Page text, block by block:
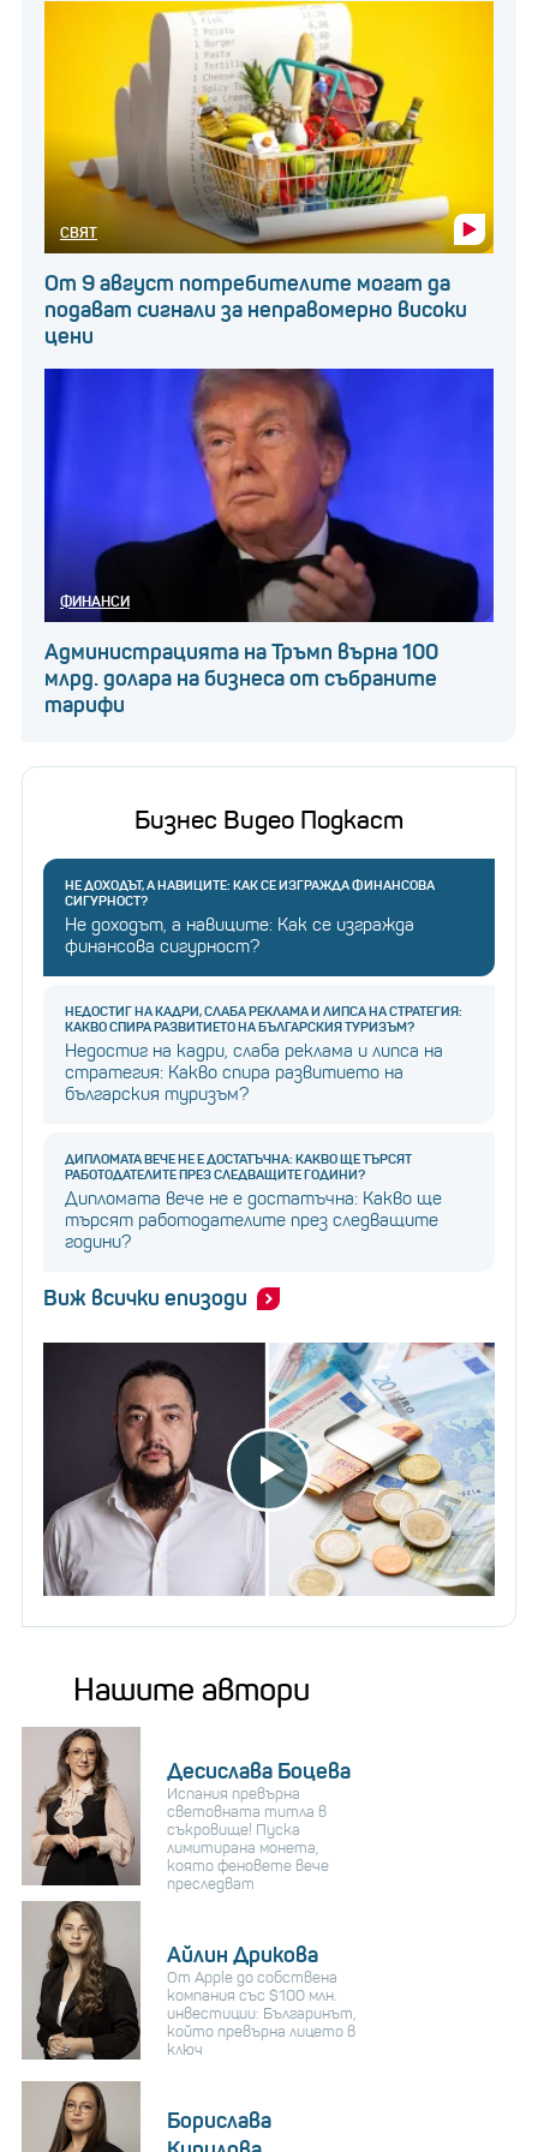
СВЯТ
От 9 август потребителите могат да
подават сигнали за неправомерно високи
цени
ФИНАНСИ
Администрацията на Тръмп върна 100
млрд. долара на бизнеса от събраните
тарифи
Бизнес Видео Подкаст
НЕ ДОХОДЪТ, А НАВИЦИТЕ: КАК СЕ ИЗГРАЖДА ФИНАНСОВА
СИГУРНОСТ?
Не доходът, а навиците: Как се изгражда
финансова сигурност?
НЕДОСТИГ НА КАДРИ, СЛАБА РЕКЛАМА И ЛИПСА НА СТРАТЕГИЯ:
КАКВО СПИРА РАЗВИТИЕТО НА БЪЛГАРСКИЯ ТУРИЗЪМ?
Недостиг на кадри, слаба реклама и липса на
стратегия: Какво спира развитието на
българския туризъм?
ДИПЛОМАТА ВЕЧЕ НЕ Е ДОСТАТЪЧНА: КАКВО ЩЕ ТЪРСЯТ
РАБОТОДАТЕЛИТЕ ПРЕЗ СЛЕДВАЩИТЕ ГОДИНИ?
Дипломата вече не е достатъчна: Какво ще
търсят работодателите през следващите
години?
Виж всички епизоди
Нашите автори
Десислава Боцева
Испания превърна
световната титла в
съкровище! Пуска
лимитирана монета,
която феновете вече
преследват
Айлин Дрикова
От Apple до собствена
компания със $100 млн.
инвестиции: Българинът,
който превърна лицето в
ключ
Борислава